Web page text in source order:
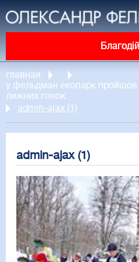
главная
у фельдман екопарк пройшов
лижних гонок
admin-ajax (1)
admin-ajax (1)